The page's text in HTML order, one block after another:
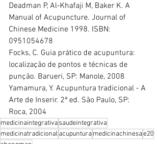
Deadman P, Al-Khafaji M, Baker K. A
Manual of Acupuncture. Journal of
Chinese Medicine 1998. ISBN:
0951054678
Focks, C. Guia prático de acupuntura:
localização de pontos e técnicas de
punção. Barueri, SP: Manole, 2008
Yamamura, Y. Acupuntura tradicional - A
Arte de Inserir. 2ª ed. São Paulo, SP:
Roca, 2004
medicinaintegrativa saudeintegrativa
medicinatradicional acupuntura medicinachinesae20